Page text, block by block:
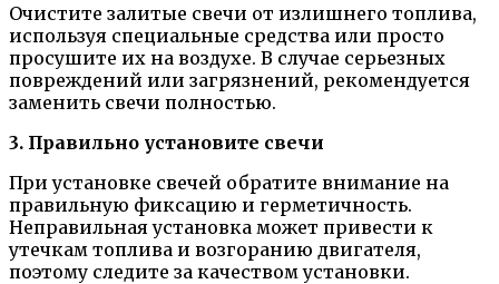
Очистите залитые свечи от излишнего топлива,
используя специальные средства или просто
просушите их на воздухе. В случае серьезных
повреждений или загрязнений, рекомендуется
заменить свечи полностью.
3. Правильно установите свечи
При установке свечей обратите внимание на
правильную фиксацию и герметичность.
Неправильная установка может привести к
утечкам топлива и возгоранию двигателя,
поэтому следите за качеством установки.